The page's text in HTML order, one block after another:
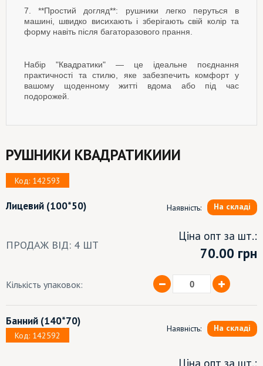
7. **Простий догляд**: рушники легко перуться в
машині, швидко висихають і зберігають свій колір та
форму навіть після багаторазового прання.
Набір "Квадратики" — це ідеальне поєднання
практичності та стилю, яке забезпечить комфорт у
вашому щоденному житті вдома або під час
подорожей.
РУШНИКИ КВАДРАТИКИИИ
Код: 142593
Лицевий (100*50) Наявність: На складі
ПРОДАЖ ВІД: 4 ШТ
Ціна опт за шт.:
70.00 грн
Кількість упаковок:
Банний (140*70)
Код: 142592
Наявність: На складі